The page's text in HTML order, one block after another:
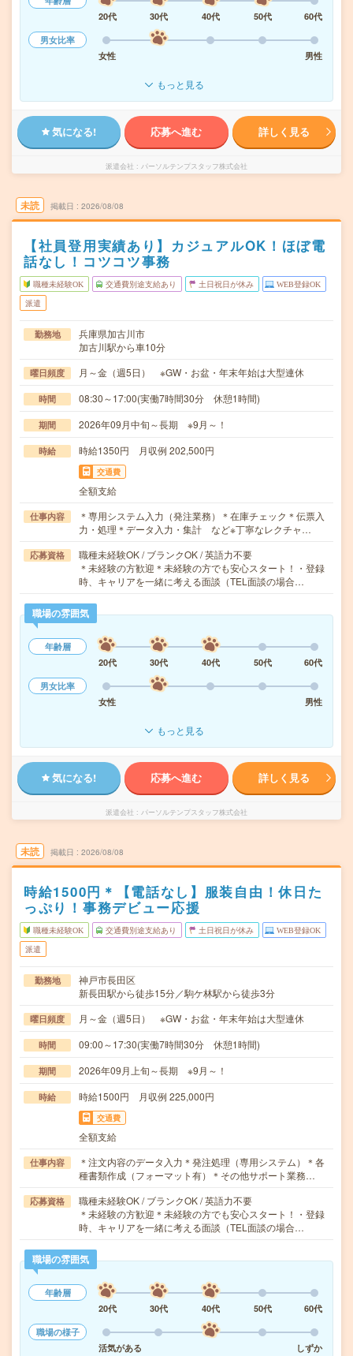
20代
30代 40代 50代
60代
男女比率
女性
男性
もっと見る
気になる! 応募へ進む 詳しく見る
派遣会社 パーソルテンプスタッフ株式会社
未読 掲載日 2026/08/08
【社員登用実績あり】カジュアルOK！ほぼ電
話なし！コツコツ事務
職種未経験OK 交通費別途支給あり 土日祝日が休み WEB登録OK
派遣
勤務地
兵庫県加古川市
加古川駅から車10分
曜日頻度 月～金（週5日） ※GW・お盆・年末年始は大型連休
時間 08:30～17:00(実働7時間30分 休憩1時間)
期間 2026年09月中旬～長期 ※9月～！
時給 時給1350円 月収例 202,500円
交通費
全額支給
仕事内容
＊専用システム入力（発注業務）＊在庫チェック＊伝票入
力・処理＊データ入力・集計 など※丁寧なレクチャ…
応募資格
職種未経験OK / ブランクOK / 英語力不要
＊未経験の方歓迎＊未経験の方でも安心スタート！・登録
時、キャリアを一緒に考える面談（TEL面談の場合…
職場の雰囲気
年齢層
20代
30代 40代 50代
60代
男女比率
女性
男性
もっと見る
気になる! 応募へ進む 詳しく見る
派遣会社 パーソルテンプスタッフ株式会社
未読 掲載日 2026/08/08
時給1500円＊【電話なし】服装自由！休日た
っぷり！事務デビュー応援
職種未経験OK 交通費別途支給あり 土日祝日が休み WEB登録OK
派遣
勤務地
神戸市長田区
新長田駅から徒歩15分／駒ケ林駅から徒歩3分
曜日頻度 月～金（週5日） ※GW・お盆・年末年始は大型連休
時間 09:00～17:30(実働7時間30分 休憩1時間)
期間 2026年09月上旬～長期 ※9月～！
時給 時給1500円 月収例 225,000円
交通費
全額支給
仕事内容
＊注文内容のデータ入力＊発注処理（専用システム）＊各
種書類作成（フォーマット有）＊その他サポート業務…
応募資格
職種未経験OK / ブランクOK / 英語力不要
＊未経験の方歓迎＊未経験の方でも安心スタート！・登録
時、キャリアを一緒に考える面談（TEL面談の場合…
職場の雰囲気
年齢層
20代
30代 40代 50代
60代
職場の様子
活気がある
しずか